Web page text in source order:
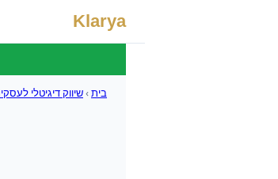
Klarya
בית›שיווק דיגיטלי